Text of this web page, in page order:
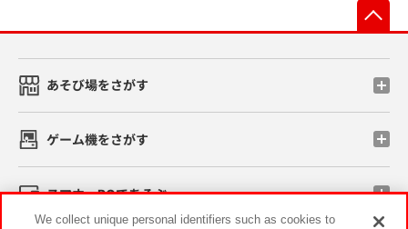
あそび場をさがす
ゲーム機をさがす
スマホ・PCであそぶ
We collect unique personal identifiers such as cookies to